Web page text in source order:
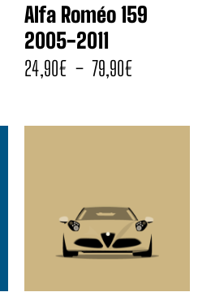
Alfa Roméo 159
2005-2011
24,90€ – 79,90€